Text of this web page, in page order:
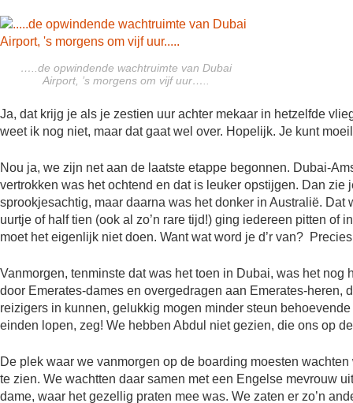
…..de opwindende wachtruimte van Dubai
Airport, ’s morgens om vijf uur…..
Ja, dat krijg je als je zestien uur achter mekaar in hetzelfde
weet ik nog niet, maar dat gaat wel over. Hopelijk. Je kunt
Nou ja, we zijn net aan de laatste etappe begonnen. Dubai-
vertrokken was het ochtend en dat is leuker opstijgen. Dan
sprookjesachtig, maar daarna was het donker in Australië.
uurtje of half tien (ook al zo’n rare tijd!) ging iedereen pitten
moet het eigenlijk niet doen. Want wat word je d’r van?
Vanmorgen, tenminste dat was het toen in Dubai, was het
door Emerates-dames en overgedragen aan Emerates-
reizigers in kunnen, gelukkig mogen minder steun
einden lopen, zeg! We hebben Abdul niet gezien, die ons op
De plek waar we vanmorgen op de boarding moesten
te zien. We wachtten daar samen met een Engelse mevrouw
dame, waar het gezellig praten mee was. We zaten er zo’n